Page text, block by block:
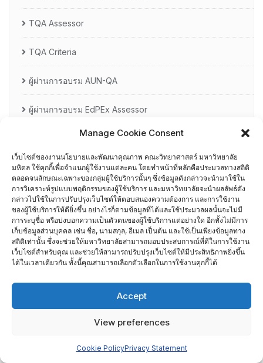
Manage Cookie Consent
เว็บไซต์ของงานนโยบายและพัฒนาคุณภาพ คณะวิทยาศาสตร์ มหาวิทยาลัย
มหิดล ใช้คุกกี้เพื่อจำแนกผู้ใช้งานแต่ละคน โดยทำหน้าที่หลักคือประมวลทางสถิติ
ตลอดจนลักษณะเฉพาะของกลุ่มผู้ใช้บริการนั้นๆ ซึ่งข้อมูลดังกล่าวจะนำมาใช้ใน
การวิเคราะห์รูปแบบพฤติกรรมของผู้ใช้บริการ และมหาวิทยาลัยจะนำผลลัพธ์ดัง
กล่าวไปใช้ในการปรับปรุงเว็บไซต์ให้ตอบสนองความต้องการ และการใช้งาน
ของผู้ใช้บริการให้ดียิ่งขึ้น อย่างไรก็ตามข้อมูลที่ได้และใช้ประมวลผลนั้นจะไม่มี
การระบุชื่อ หรือบ่งบอกความเป็นตัวตนของผู้ใช้บริการแต่อย่างใด อีกทั้งไม่มีการ
เก็บข้อมูลส่วนบุคคล เช่น ชื่อ, นามสกุล, อีเมล เป็นต้น และใช้เป็นเพียงข้อมูลทาง
สถิติเท่านั้น ซึ่งจะช่วยให้มหาวิทยาลัยสามารถมอบประสบการณ์ที่ดีในการใช้งาน
เว็บไซต์สำหรับคุณ และช่วยให้สามารถปรับปรุงเว็บไซต์ให้มีประสิทธิภาพยิ่งขึ้น
ได้ในเวลาเดียวกัน ทั้งนี้คุณสามารถเลือกตัวเลือกในการใช้งานคุกกี้ได้
Accept
View preferences
Cookie PolicyPrivacy Statement
TQA Assessor
TQA Criteria
ผู้ผ่านการอบรม AUN-QA
ผู้ผ่านการอบรม EdPEx Assessor
รายชื่อกรรมการเยี่ยมสำรวจภาควิชา
ศึกษาดูงาน
อื่น ๆ
กรรมการบริหารความเสี่ยง
การอบรมพัฒนาหัวหน้าภาควิชา (HDP)
คณะกรรมการรับเรื่องร้องเรียน
คณะผู้บริหารคณะวิทยาศาสตร์ ที่ผ่านการอบรมด้านพัฒนา
คณะผู้บริหารคณะวิทยาศาสตร์ ปี 2558- 2562